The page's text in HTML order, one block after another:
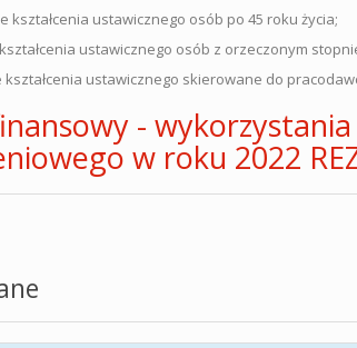
ustawicznego osób po 45 roku życia;
ustawicznego osób z orzeczonym
ustawicznego skierowane do
-
w roku 2022